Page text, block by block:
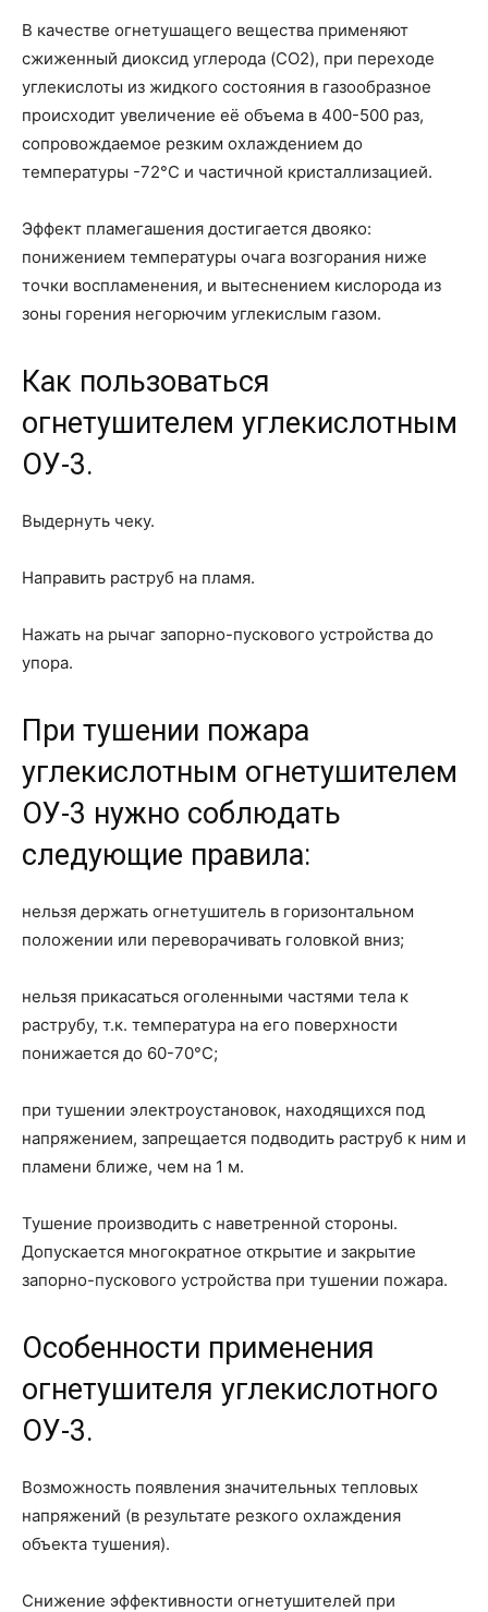
В качестве огнетушащего вещества применяют
сжиженный диоксид углерода (CO2), при переходе
углекислоты из жидкого состояния в газообразное
происходит увеличение её объема в 400-500 раз,
сопровождаемое резким охлаждением до
температуры -72°C и частичной кристаллизацией.
Эффект пламегашения достигается двояко:
понижением температуры очага возгорания ниже
точки воспламенения, и вытеснением кислорода из
зоны горения негорючим углекислым газом.
Как пользоваться
огнетушителем углекислотным
ОУ-3.
Выдернуть чеку.
Направить раструб на пламя.
Нажать на рычаг запорно-пускового устройства до
упора.
При тушении пожара
углекислотным огнетушителем
ОУ-3 нужно соблюдать
следующие правила:
нельзя держать огнетушитель в горизонтальном
положении или переворачивать головкой вниз;
нельзя прикасаться оголенными частями тела к
раструбу, т.к. температура на его поверхности
понижается до 60-70°С;
при тушении электроустановок, находящихся под
напряжением, запрещается подводить раструб к ним и
пламени ближе, чем на 1 м.
Тушение производить с наветренной стороны.
Допускается многократное открытие и закрытие
запорно-пускового устройства при тушении пожара.
Особенности применения
огнетушителя углекислотного
ОУ-3.
Возможность появления значительных тепловых
напряжений (в результате резкого охлаждения
объекта тушения).
Снижение эффективности огнетушителей при